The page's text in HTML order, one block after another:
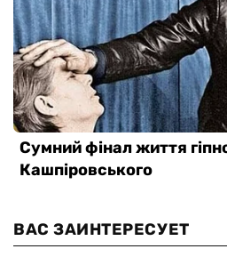
ВАС ЗАИНТЕРЕСУЕТ